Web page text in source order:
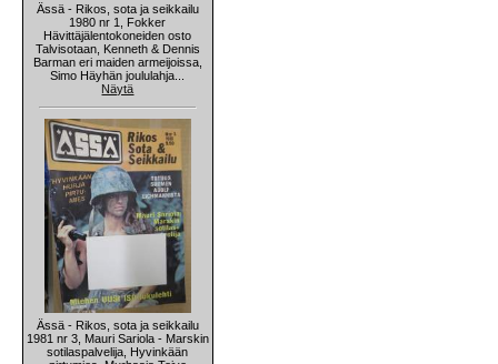
Ässä - Rikos, sota ja seikkailu
1980 nr 1, Fokker
Hävittäjälentokoneiden osto
Talvisotaan, Kenneth & Dennis
Barman eri maiden armeijoissa,
Simo Häyhän joululahja...
Näytä
Ässä - Rikos, sota ja seikkailu
1981 nr 3, Mauri Sariola - Marskin
sotilaspalvelija, Hyvinkään